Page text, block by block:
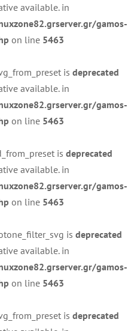
available. in
gamos-
on line 5463
is deprecated
available. in
gamos-
on line 5463
is deprecated
available. in
gamos-
on line 5463
is deprecated
available. in
gamos-
on line 5463
is deprecated